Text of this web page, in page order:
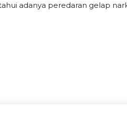
adanya peredaran gelap